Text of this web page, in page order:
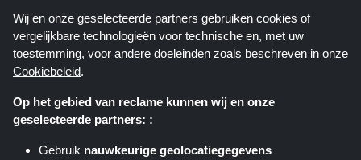
Kortingscop.nl is een website die u deals, kortingen en kortingscodes biedt;
affiliate netwerken. Kortingscop.nl of zijn medewerkers maken geen deel uit
Wij en onze geselecteerde partners gebruiken cookies of
vergelijkbare technologieën voor technische en, met uw
toestemming, voor andere doeleinden zoals beschreven in onze
Cookiebeleid.
Op het gebied van reclame kunnen wij en onze
geselecteerde partners: :
Gebruik nauwkeurige geolocatiegegevens